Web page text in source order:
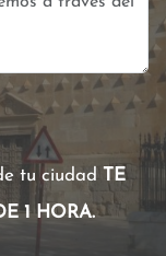
tu ciudad TE
1 HORA.